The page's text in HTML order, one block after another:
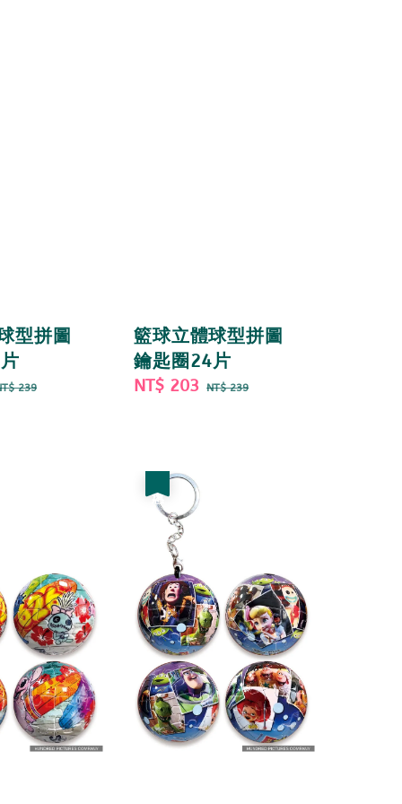
型拼圖
239
籃球立體球型拼圖
鑰匙圈24片
Sale
NT$ 203 Regular
NT$ 239